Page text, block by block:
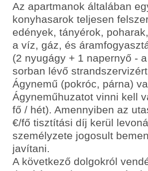
Az apartmanok általában
konyhasarok teljesen
edények, tányérok,
a víz, gáz, és
(2 nyugágy + 1 napernyő -
sorban lévő
Ágynemű (pokróc, párna)
Ágyneműhuzatot vinni kell
fő / hét). Amennyiben az
€/fő tisztítási díj kerül
személyzete jogosult
javítani.
A következő dolgokról